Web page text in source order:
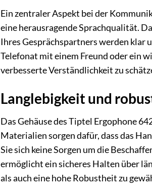
Ein zentraler Aspekt bei der
eine herausragende Sprachqualität.
Ihres Gesprächspartners werden klar
Telefonat mit einem Freund oder ein
verbesserte Verständlichkeit zu
Langlebigkeit und
Das Gehäuse des Tiptel Ergophone
Materialien sorgen dafür, dass das
Sie sich keine Sorgen um die
ermöglicht ein sicheres Halten über
als auch eine hohe Robustheit zu